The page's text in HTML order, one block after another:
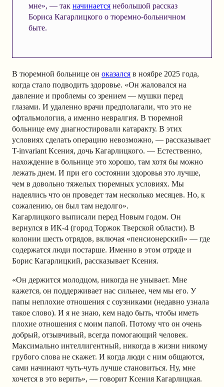
мне», — так начинаетсянебольшой рассказ
Бориса Кагарлицкого о тюремно-больничном
быте.
В тюремной больнице он оказался в ноябре 2025 года,
когда стало подводить здоровье. «Он жаловался на
давление и проблемы со зрением — мушки перед
глазами. И удаленно врачи предполагали, что это не
офтальмология, а именно невралгия. В тюремной
больнице ему диагностировали катаракту. В этих
условиях сделать операцию невозможно, — рассказывает
T-invariant Ксения, дочь Кагарлицкого. — Естественно,
нахождение в больнице это хорошо, там хотя бы можно
лежать днем. И при его состоянии здоровья это лучше,
чем в довольно тяжелых тюремных условиях. Мы
надеялись что он проведет там несколько месяцев. Но, к
сожалению, он был там недолго».
Кагарлицкого выписали перед Новым годом. Он
вернулся в ИК-4 (город Торжок Тверской области). В
колонии шесть отрядов, включая «пенсионерский» — где
содержатся люди постарше. Именно в этом отряде и
Борис Кагарлицкий, рассказывает Ксения.
«Он держится молодцом, никогда не унывает. Мне
кажется, он поддерживает нас сильнее, чем мы его. У
папы неплохие отношения с соузниками (недавно узнала
такое слово). И я не знаю, кем надо быть, чтобы иметь
плохие отношения с моим папой. Потому что он очень
добрый, отзывчивый, всегда помогающий человек.
Максимально интеллигентный, никогда в жизни никому
грубого слова не скажет. И когда люди с ним общаются,
сами начинают чуть-чуть лучше становиться. Ну, мне
хочется в это верить», — говорит Ксения Кагарлицкая.